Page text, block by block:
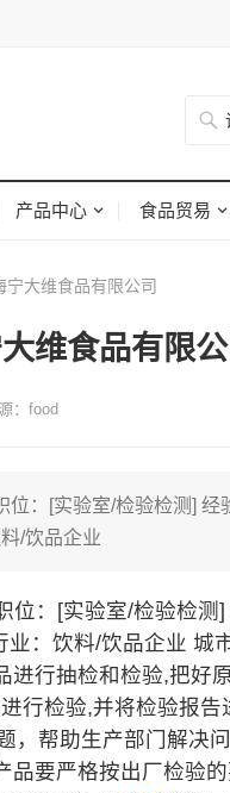
产品中心 食品贸易
宁大维食品有限公司
维食品有限公
：food
位：[实验室/检验检测]
/饮品企业
：[实验室/检验检测]
业：饮料/饮品企业 城
进行抽检和检验,把好
行检验,并将检验报
，帮助生产部门解决
品要严格按出厂检验